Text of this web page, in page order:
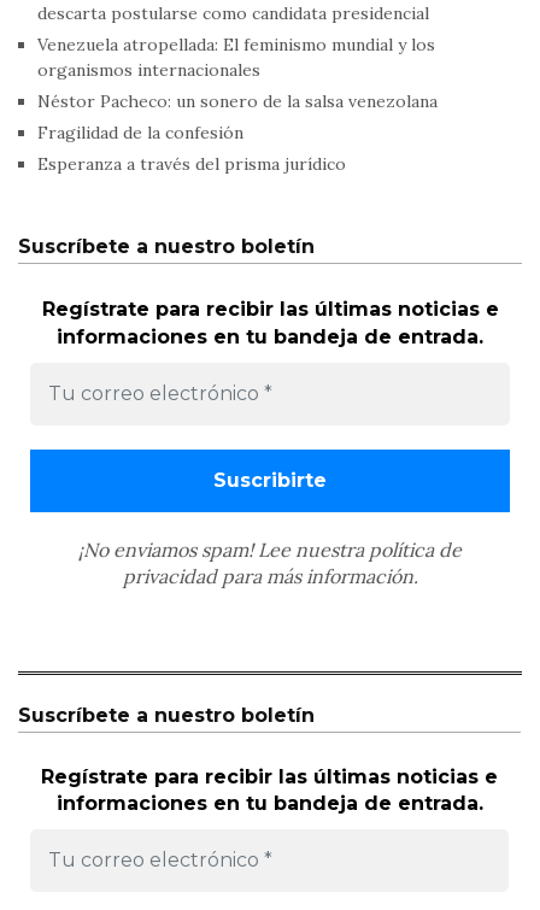
descarta postularse como candidata presidencial
Venezuela atropellada: El feminismo mundial y los
organismos internacionales
Néstor Pacheco: un sonero de la salsa venezolana
Fragilidad de la confesión
Esperanza a través del prisma jurídico
Suscríbete a nuestro boletín
Regístrate para recibir las últimas noticias e
informaciones en tu bandeja de entrada.
¡No enviamos spam! Lee nuestra política de
privacidadpara más información.
Suscríbete a nuestro boletín
Regístrate para recibir las últimas noticias e
informaciones en tu bandeja de entrada.